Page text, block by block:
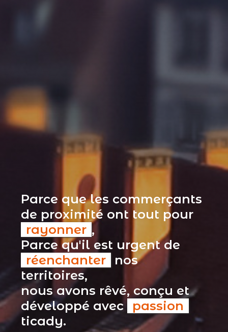
Parce que les commerçants
de proximité ont tout pour
rayonner ,
Parce qu'il est urgent de
réenchanter
nos
territoires,
nous avons rêvé, conçu et
développé avec passion
ticady.